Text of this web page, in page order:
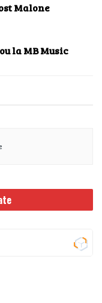
Malone
la MB Music